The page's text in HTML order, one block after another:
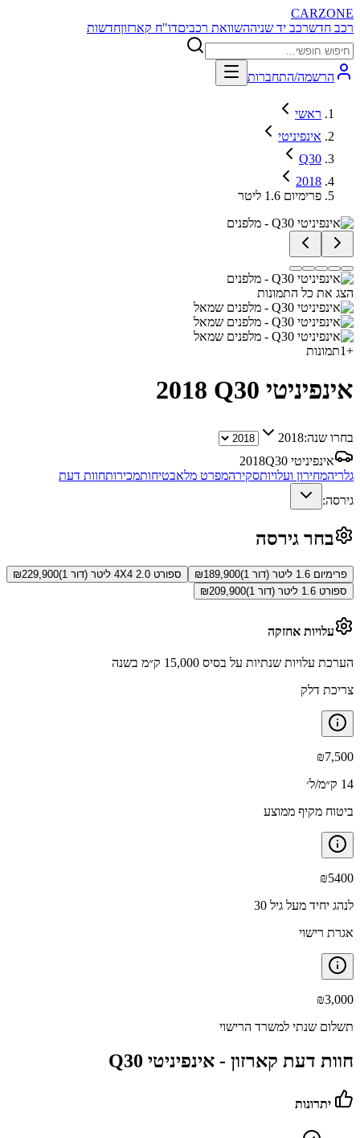
CARZONE
רכב חדשרכב יד שניההשוואת רכביםדו"ח קארזוןחדשות
הרשמה/התחברות
ראשי
אינפיניטי
Q30
2018
פרימיום 1.6 ליטר
הצג את כל התמונות
+
1תמונות
אינפיניטי Q30 2018
בחרו שנה:2018
אינפיניטי Q30
2018
גלריהמחירון ועלויותסקירהמפרט מלאבטיחותמכירותחוות דעת
גירסה:
בחר גירסה
פרימיום 1.6 ליטר (דור 1) ₪189,900 ספורט 4X4 2.0 ליטר (דור 1) ₪229,900
ספורט 1.6 ליטר (דור 1)
₪209,900
עלויות אחזקה
הערכת עלויות שנתיות על בסיס 15,000 ק״מ בשנה
צריכת דלק
₪7,500
14 ק״מ/ל׳
ביטוח מקיף ממוצע
₪5400
לנהג יחיד מעל גיל 30
אגרת רישוי
₪3,000
תשלום שנתי למשרד הרישוי
חוות דעת קארזון - אינפיניטי Q30
יתרונות